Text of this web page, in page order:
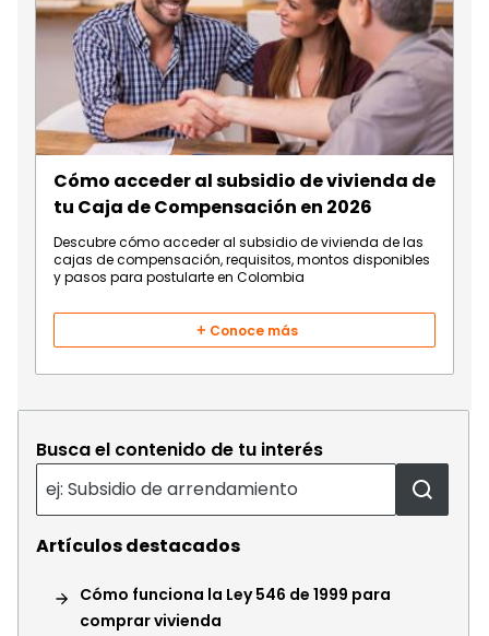
Cómo acceder al subsidio de vivienda de
tu Caja de Compensación en 2026
Descubre cómo acceder al subsidio de vivienda de las
cajas de compensación, requisitos, montos disponibles
y pasos para postularte en Colombia
Conoce más
Busca el contenido de tu interés
Artículos destacados
Cómo funciona la Ley 546 de 1999 para
comprar vivienda